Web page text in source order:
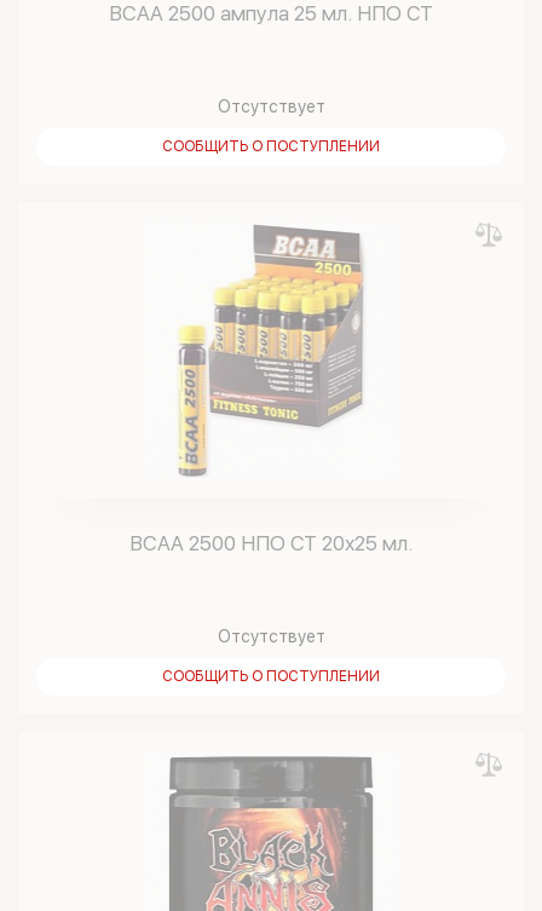
BCAA 2500 ампула 25 мл. НПО СТ
Отсутствует
СООБЩИТЬ О ПОСТУПЛЕНИИ
BCAA 2500 НПО СТ 20х25 мл.
Отсутствует
СООБЩИТЬ О ПОСТУПЛЕНИИ